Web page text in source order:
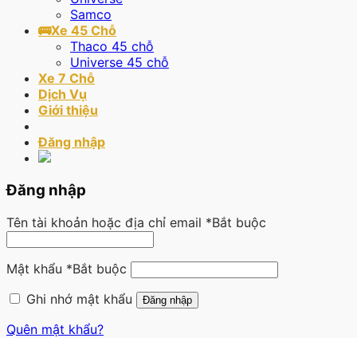
Samco
🚌Xe 45 Chỗ
Thaco 45 chỗ
Universe 45 chỗ
Xe 7 Chỗ
Dịch Vụ
Giới thiệu
Đăng nhập
Đăng nhập
Tên tài khoản hoặc địa chỉ email *Bắt buộc
Mật khẩu *Bắt buộc
Ghi nhớ mật khẩu
Đăng nhập
Quên mật khẩu?